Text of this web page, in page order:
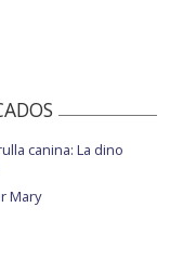
canina: La dino
Mary